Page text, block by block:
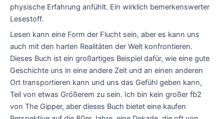
physische Erfahrung anfühlt. Ein wirklich bemerkenswerter
Lesestoff.
Lesen kann eine Form der Flucht sein, aber es kann uns
auch mit den harten Realitäten der Welt konfrontieren.
Dieses Buch ist ein großartiges Beispiel dafür, wie eine gute
Geschichte uns in eine andere Zeit und an einen anderen
Ort transportieren kann und uns das Gefühl geben kann,
Teil von etwas Größerem zu sein. Ich bin kein großer fb2
von The Gipper, aber dieses Buch bietet eine kaufen